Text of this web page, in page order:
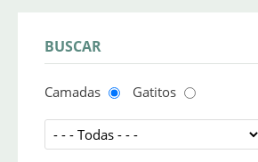
BUSCAR
Camadas Gatitos